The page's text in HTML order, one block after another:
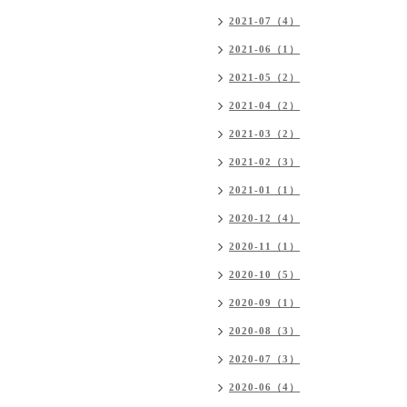
2021-07（4）
2021-06（1）
2021-05（2）
2021-04（2）
2021-03（2）
2021-02（3）
2021-01（1）
2020-12（4）
2020-11（1）
2020-10（5）
2020-09（1）
2020-08（3）
2020-07（3）
2020-06（4）